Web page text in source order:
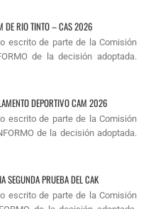
DE RIO TINTO – CAS 2026
escrito de parte de la Comisión
de la decisión adoptada.
DEPORTIVO CAM 2026
escrito de parte de la Comisión
de la decisión adoptada.
SEGUNDA PRUEBA DEL CAK
escrito de parte de la Comisión